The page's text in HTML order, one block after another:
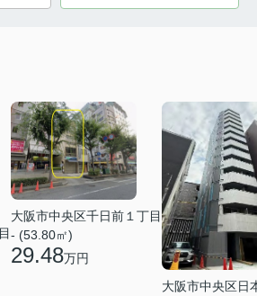
大阪市中央区千日前１丁目
- (53.80㎡)
29.48万円
大阪市中央区日